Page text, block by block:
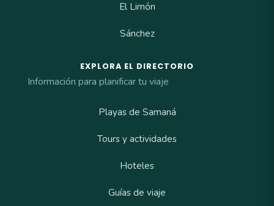
El Limón
Sánchez
EXPLORA EL DIRECTORIO
Información para planificar tu viaje
Playas de Samaná
Tours y actividades
Hoteles
Guías de viaje